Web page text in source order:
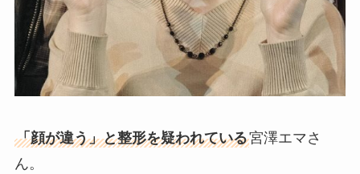
「顔が違う」と整形を疑われている宮澤エマさ
ん。